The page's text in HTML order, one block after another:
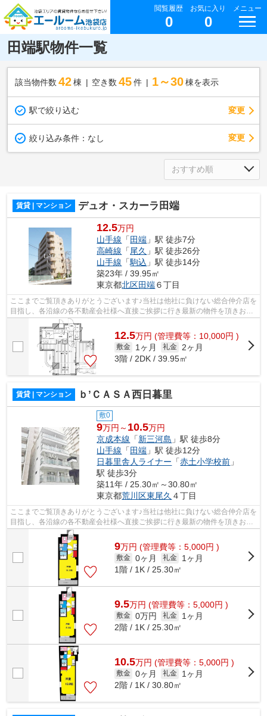
閲覧履歴
0
お気に入り
0
メニュー
田端駅物件一覧
該当物件数 42棟 空き数 45 件 1～30 棟を表示
駅で絞り込む 変更
絞り込み条件： なし 変更
賃貸 | マンション デュオ・スカーラ田端
12.5万円
山手線 「 田端 」駅 徒歩7分
高崎線 「尾久 」駅 徒歩26分
山手線 「駒込 」駅 徒歩14分
築23年 / 39.95㎡
東京都北区田端６丁目
ここまでご覧頂きありがとうございます♪当社は他社に負けない総合仲介店を
目指し、各沿線の各不動産会社様へ直接ご挨拶に行き最新の物件を頂きお客
様へ提供しております！最新の情報は...
12.5万円 (管理費等：10,000円 )
敷金 1ヶ月 礼金
2ヶ月
3階 / 2DK / 39.95㎡
賃貸 | マンション ｂ’ＣＡＳＡ西日暮里
敷0
9万円～ 10.5万円
京成本線 「新三河島 」駅 徒歩8分
山手線 「 田端 」駅 徒歩12分
日暮里舎人ライナー 「赤土小学校前 」
駅 徒歩3分
築11年 / 25.30㎡～30.80㎡
東京都荒川区東尾久 ４丁目
ここまでご覧頂きありがとうございます♪当社は他社に負けない総合仲介店を
目指し、各沿線の各不動産会社様へ直接ご挨拶に行き最新の物件を頂きお客
様へ提供しております！最新の情報は...
9万円 (管理費等：5,000円 )
敷金 0ヶ月 礼金
1ヶ月
1階 / 1K / 25.30㎡
9.5万円 (管理費等：5,000円 )
敷金 0万円 礼金
1ヶ月
2階 / 1K / 25.30㎡
10.5万円 (管理費等：5,000円 )
敷金 0ヶ月 礼金
1ヶ月
2階 / 1K / 30.80㎡